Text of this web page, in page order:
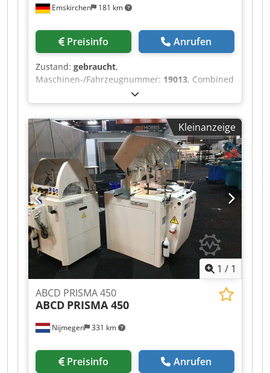
Emskirchen 181 km
Preisinfo Anrufen
Zustand: gebraucht,
Maschinen-/Fahrzeugnummer: 19013, Combined
copying milling machine - lathe MICHÄL KÄMPF
Online-Video-Inspection by Skype-Video We
would be very pleased with your visit - more
machines on Stock Dedpfsh Axryjx Ai Djck
Available Immediately - Can be inspect On Stock
Emskirchen / Nürnberg - Can be test
Kleinanzeige
1 / 1
Nijmegen 331 km
ABCD PRISMA 450
ABCD PRISMA 450
Preisinfo Anrufen